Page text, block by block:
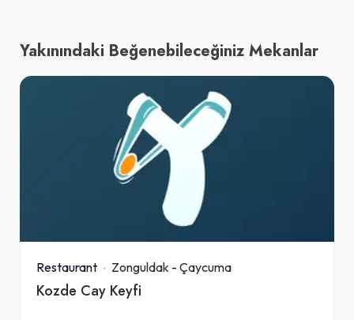
Yakınındaki Beğenebileceğiniz Mekanlar
Restaurant Zonguldak - Çaycuma
Kozde Cay Keyfi